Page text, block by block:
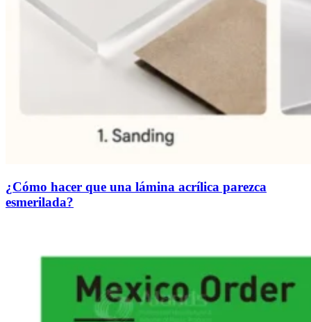
¿Cómo hacer que una lámina acrílica parezca
esmerilada?